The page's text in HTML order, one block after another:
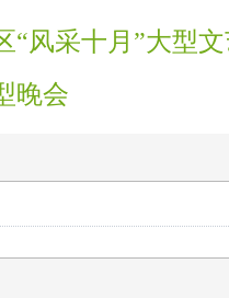
“风采十月”大型
晚会